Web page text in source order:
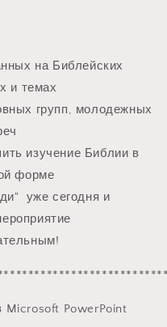
на Библейских
и темах
групп, молодежных
изучение Библии в
форме
уже сегодня и
Microsoft PowerPoint